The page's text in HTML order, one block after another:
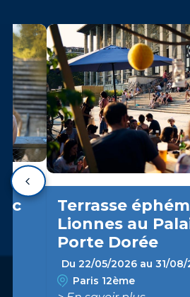
Terrasse
Lionnes au
Porte Dorée
Du 22/05/2026 au 31/
Paris 12ème